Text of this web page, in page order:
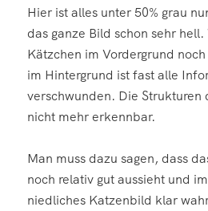
Hier ist alles unter 50% grau
das ganze Bild schon sehr
Kätzchen im Vordergrund
im Hintergrund ist fast alle
verschwunden. Die Strukturen
nicht mehr erkennbar.
Man muss dazu sagen, dass
noch relativ gut aussieht und
niedliches Katzenbild klar